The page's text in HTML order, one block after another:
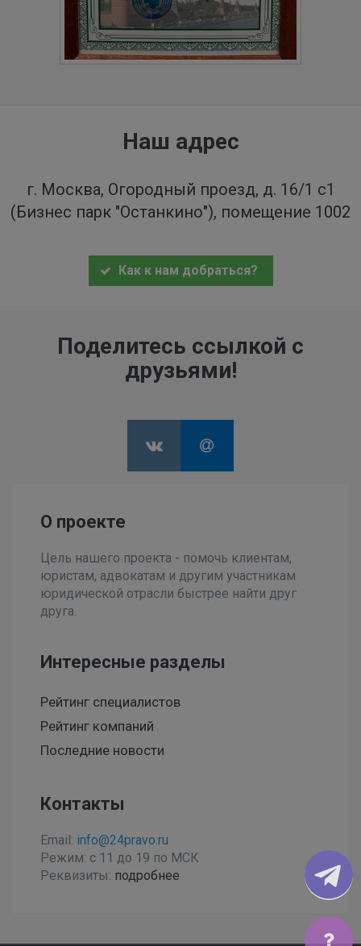
Наш адрес
г. Москва, Огородный проезд, д. 16/1 с1
(Бизнес парк "Останкино"), помещение 1002
Как к нам добраться?
Поделитесь ссылкой с
друзьями!
О проекте
Цель нашего проекта - помочь клиентам,
юристам, адвокатам и другим участникам
юридической отрасли быстрее найти друг
друга.
Интересные разделы
Рейтинг специалистов
Рейтинг компаний
Последние новости
Контакты
Email: info@24pravo.ru
Режим: с 11 до 19 по МСК
Реквизиты: подробнее